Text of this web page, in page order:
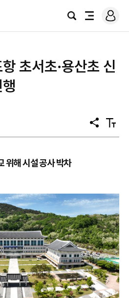
검
전
로
그
초서초·용산초 신
공
유
텍
스
해 시설 공사 박차